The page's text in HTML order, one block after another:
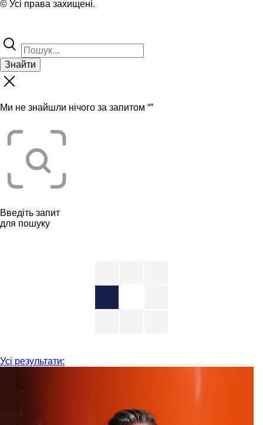
© Усі права захищені.
Знайти
Ми не знайшли нічого за запитом “”
Введіть запит
для пошуку
Усі результати: